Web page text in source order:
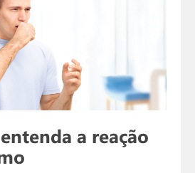
a reação